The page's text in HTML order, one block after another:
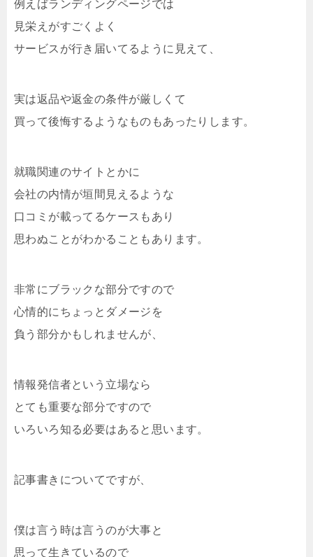
例えばランディングページでは
見栄えがすごくよく
サービスが行き届いてるように見えて、
実は返品や返金の条件が厳しくて
買って後悔するようなものもあったりします。
就職関連のサイトとかに
会社の内情が垣間見えるような
口コミが載ってるケースもあり
思わぬことがわかることもあります。
非常にブラックな部分ですので
心情的にちょっとダメージを
負う部分かもしれませんが、
情報発信者という立場なら
とても重要な部分ですので
いろいろ知る必要はあると思います。
記事書きについてですが、
僕は言う時は言うのが大事と
思って生きているので